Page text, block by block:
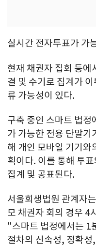
실시간 전자투표가 가
현재 채권자 집회 등에
결 및 수기로 집계가
류 가능성이 있다.
구축 중인 스마트 법정
가 가능한 전용 단말기
해 개인 모바일 기기와
획이다. 이를 통해 투
집계 및 공표된다.
서울회생법원 관계자
모 채권자 회의 경우 4
"스마트 법정에서는 1
절차의 신속성, 정확성